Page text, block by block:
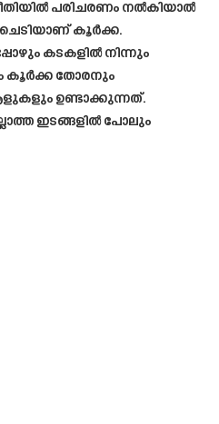
പരിചരണം നൽകിയാൽ
ചെടിയാണ് കൂർക്ക.
കടകളിൽ നിന്നും
കൂർക്ക തോരനും
ഉണ്ടാക്കുന്നത്.
ഇടങ്ങളിൽ പോലും